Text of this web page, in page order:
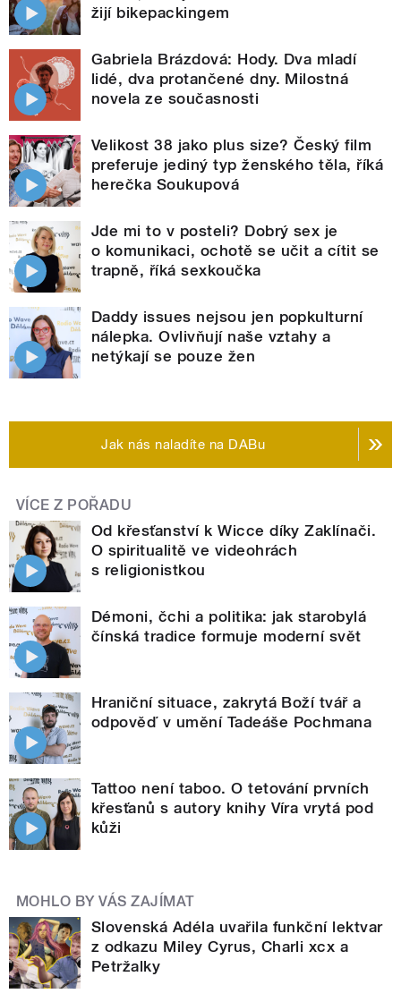
žijí bikepackingem
Gabriela Brázdová: Hody. Dva mladí
lidé, dva protančené dny. Milostná
novela ze současnosti
Velikost 38 jako plus size? Český film
preferuje jediný typ ženského těla, říká
herečka Soukupová
Jde mi to v posteli? Dobrý sex je
o komunikaci, ochotě se učit a cítit se
trapně, říká sexkoučka
Daddy issues nejsou jen popkulturní
nálepka. Ovlivňují naše vztahy a
netýkají se pouze žen
Jak nás naladíte na DABu
VÍCE Z POŘADU
Od křesťanství k Wicce díky Zaklínači.
O spiritualitě ve videohrách
s religionistkou
Démoni, čchi a politika: jak starobylá
čínská tradice formuje moderní svět
Hraniční situace, zakrytá Boží tvář a
odpověď v umění Tadeáše Pochmana
Tattoo není taboo. O tetování prvních
křesťanů s autory knihy Víra vrytá pod
kůži
MOHLO BY VÁS ZAJÍMAT
Slovenská Adéla uvařila funkční lektvar
z odkazu Miley Cyrus, Charli xcx a
Petržalky